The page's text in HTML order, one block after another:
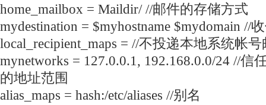
home_mailbox = Maildir/ //邮件的存储方式
mydestination = $myhostname $mydomain //
local_recipient_maps = //不投递本地系统帐
mynetworks = 127.0.0.1, 192.168.0.0/24 //信
的地址范围
alias_maps = hash:/etc/aliases //别名